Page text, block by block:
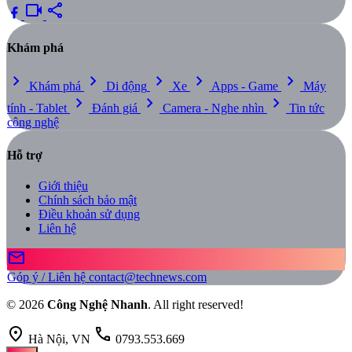
videocam share
Khám phá
chevron_right Khám phá chevron_right Di động chevron_right Xe chevron_right Apps - Game chevron_right
Máy
tính - Tablet
chevron_right Đánh giá chevron_right Camera - Nghe nhìn chevron_right
Tin tức
công nghệ
Hỗ trợ
Giới thiệu
Chính sách bảo mật
Điều khoản sử dụng
Liên hệ
mail
Góp ý / Liên hệ contact@technews.com
© 2026 Công Nghệ Nhanh. All right reserved!
location_on Hà Nội, VN call 0793.553.669